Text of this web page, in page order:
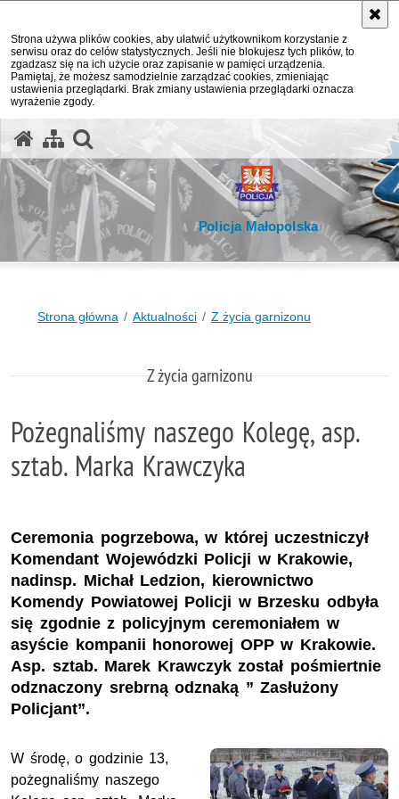
Strona używa plików cookies, aby ułatwić użytkownikom korzystanie z
serwisu oraz do celów statystycznych. Jeśli nie blokujesz tych plików, to
zgadzasz się na ich użycie oraz zapisanie w pamięci urządzenia.
Pamiętaj, że możesz samodzielnie zarządzać cookies, zmieniając
ustawienia przeglądarki. Brak zmiany ustawienia przeglądarki oznacza
wyrażenie zgody.
Policja Małopolska
Strona główna Aktualności Z życia garnizonu
Z życia garnizonu
Pożegnaliśmy naszego Kolegę, asp.
sztab. Marka Krawczyka
Ceremonia pogrzebowa, w której uczestniczył
Komendant Wojewódzki Policji w Krakowie,
nadinsp. Michał Ledzion, kierownictwo
Komendy Powiatowej Policji w Brzesku odbyła
się zgodnie z policyjnym ceremoniałem w
asyście kompanii honorowej OPP w Krakowie.
Asp. sztab. Marek Krawczyk został pośmiertnie
odznaczony srebrną odznaką ” Zasłużony
Policjant”.
W środę, o godzinie 13,
pożegnaliśmy naszego